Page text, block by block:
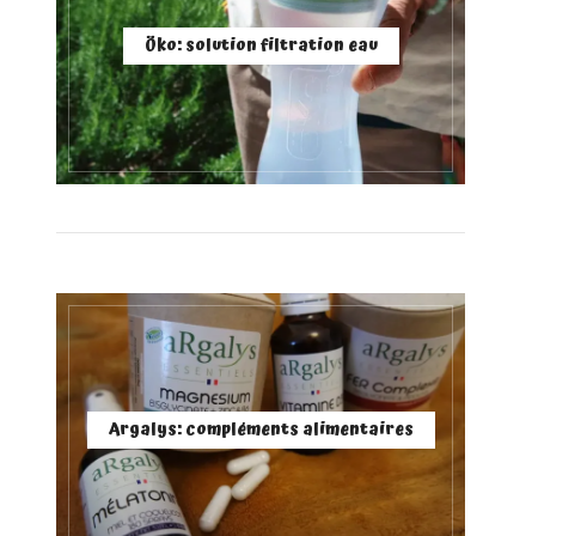
Öko: solution filtration eau
Argalys: compléments alimentaires